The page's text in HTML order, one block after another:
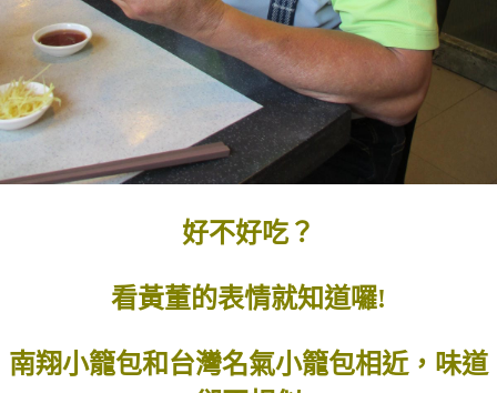
好不好吃？
看黃董的表情就知道囉!
南翔小籠包和台灣名氣小籠包相近，味道